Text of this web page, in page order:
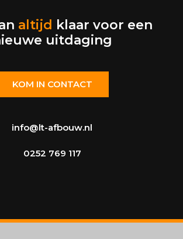
altijd klaar voor een
uitdaging
KOM IN CONTACT
info@lt-afbouw.nl
0252 769 117